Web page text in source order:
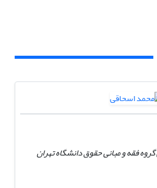
فقه و مبانی حقوق دانشگاه تهران